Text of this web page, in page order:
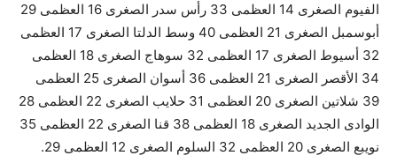
الفيوم الصغرى 14 العظمى 33 رأس سدر الصغرى 16 العظمى 29
أبوسمبل الصغرى 21 العظمى 40 وسط الدلتا الصغرى 17 العظمى
32 أسيوط الصغرى 17 العظمى 32 سوهاج الصغرى 18 العظمى
34 الأقصر الصغرى 21 العظمى 36 أسوان الصغرى 25 العظمى
39 شلاتين الصغرى 20 العظمى 31 حلايب الصغرى 22 العظمى 28
الوادى الجديد الصغرى 18 العظمى 38 قنا الصغرى 22 العظمى 35
نويبع الصغرى 20 العظمى 32 السلوم الصغرى 12 العظمى 29.